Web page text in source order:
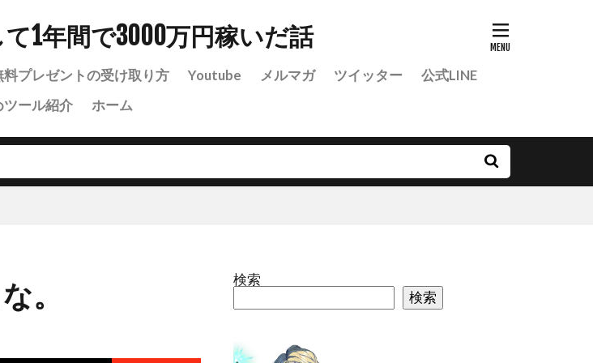
1年間で3000万円稼いだ話
料プレゼントの受け取り方 Youtube メルマガ ツイッター
公式LINE
ツール紹介
ホーム
。
検索
検索